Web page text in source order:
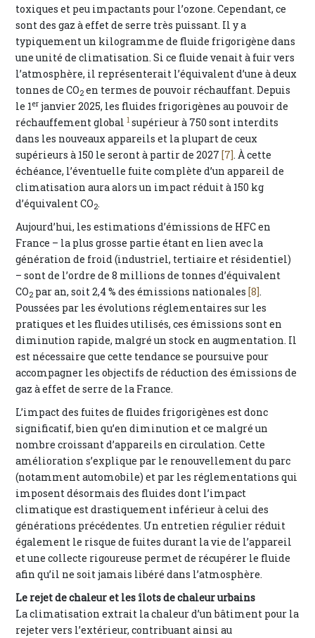
toxiques et peu impactants pour l’ozone. Cependant, ce
sont des gaz à effet de serre très puissant. Il y a
typiquement un kilogramme de fluide frigorigène dans
une unité de climatisation. Si ce fluide venait à fuir vers
l’atmosphère, il représenterait l’équivalent d’une à deux
tonnes de CO2 en termes de pouvoir réchauffant. Depuis
le 1er janvier 2025, les fluides frigorigènes au pouvoir de
réchauffement global 1 supérieur à 750 sont interdits
dans les nouveaux appareils et la plupart de ceux
supérieurs à 150 le seront à partir de 2027 [7]. À cette
échéance, l’éventuelle fuite complète d’un appareil de
climatisation aura alors un impact réduit à 150 kg
d’équivalent CO2.
Aujourd’hui, les estimations d’émissions de HFC en
France – la plus grosse partie étant en lien avec la
génération de froid (industriel, tertiaire et résidentiel)
– sont de l’ordre de 8 millions de tonnes d’équivalent
CO2 par an, soit 2,4 % des émissions nationales [8].
Poussées par les évolutions réglementaires sur les
pratiques et les fluides utilisés, ces émissions sont en
diminution rapide, malgré un stock en augmentation. Il
est nécessaire que cette tendance se poursuive pour
accompagner les objectifs de réduction des émissions de
gaz à effet de serre de la France.
L’impact des fuites de fluides frigorigènes est donc
significatif, bien qu’en diminution et ce malgré un
nombre croissant d’appareils en circulation. Cette
amélioration s’explique par le renouvellement du parc
(notamment automobile) et par les réglementations qui
imposent désormais des fluides dont l’impact
climatique est drastiquement inférieur à celui des
générations précédentes. Un entretien régulier réduit
également le risque de fuites durant la vie de l’appareil
et une collecte rigoureuse permet de récupérer le fluide
afin qu’il ne soit jamais libéré dans l’atmosphère.
Le rejet de chaleur et les îlots de chaleur urbains
La climatisation extrait la chaleur d’un bâtiment pour la
rejeter vers l’extérieur, contribuant ainsi au